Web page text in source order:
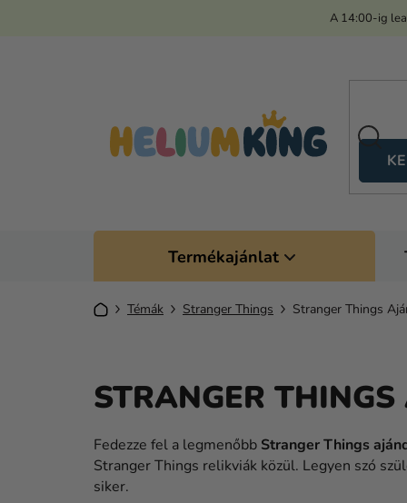
A 14:00-ig
Termékajánlat
KezdőlapTémák Stranger Things Stranger Things
STRANGER
Fedezze fel a legmenőbb Stranger Things
Stranger Things relikviák közül. Legyen szó
siker.